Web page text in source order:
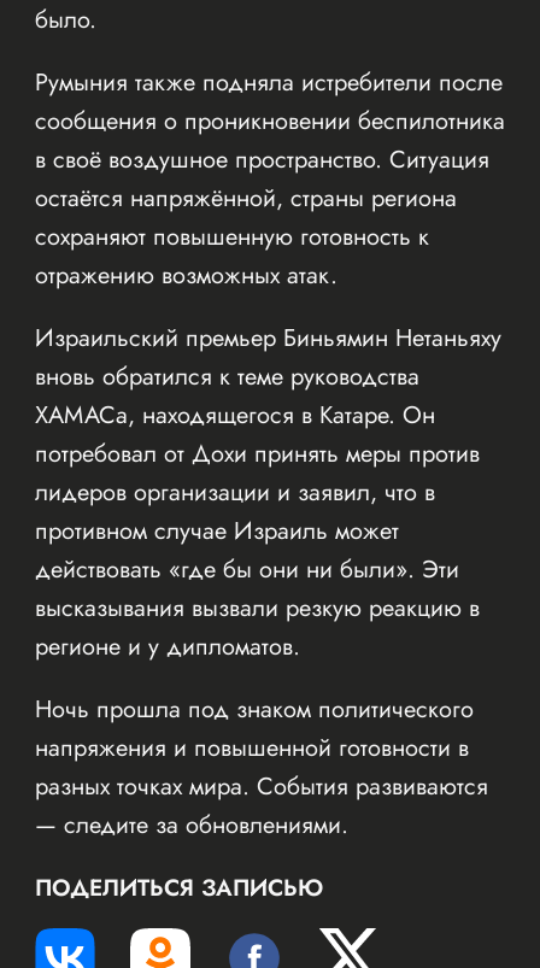
было.
Румыния также подняла истребители после
сообщения о проникновении беспилотника
в своё воздушное пространство. Ситуация
остаётся напряжённой, страны региона
сохраняют повышенную готовность к
отражению возможных атак.
Израильский премьер Биньямин Нетаньяху
вновь обратился к теме руководства
ХАМАСа, находящегося в Катаре. Он
потребовал от Дохи принять меры против
лидеров организации и заявил, что в
противном случае Израиль может
действовать «где бы они ни были». Эти
высказывания вызвали резкую реакцию в
регионе и у дипломатов.
Ночь прошла под знаком политического
напряжения и повышенной готовности в
разных точках мира. События развиваются
— следите за обновлениями.
ПОДЕЛИТЬСЯ ЗАПИСЬЮ